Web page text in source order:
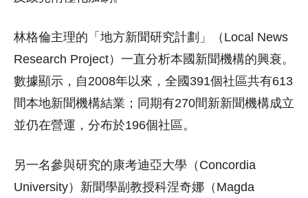
林格倫主理的「地方新聞研究計劃」（Local News
Research Project）一直分析本國新聞機構的興衰。
數據顯示，自2008年以來，全國391個社區共有613
間本地新聞機構結業；同期有270間新新聞機構成立
並仍在營運，分布於196個社區。
另一名參與研究的康考迪亞大學（Concordia
University）新聞學副教授科涅奇娜（Magda